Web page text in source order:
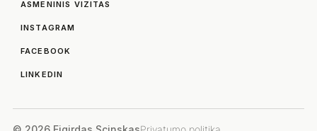
ASMENINIS VIZITAS
INSTAGRAM
FACEBOOK
LINKEDIN